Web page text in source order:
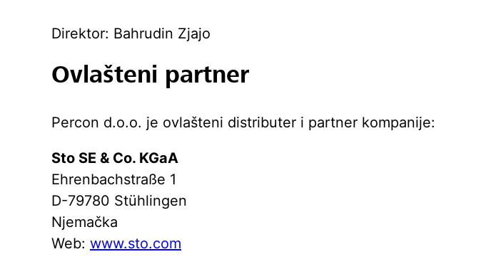
Direktor: Bahrudin Zjajo
Ovlašteni partner
Percon d.o.o. je ovlašteni distributer i partner kompanije:
Sto SE & Co. KGaA
Ehrenbachstraße 1
D-79780 Stühlingen
Njemačka
Web: www.sto.com